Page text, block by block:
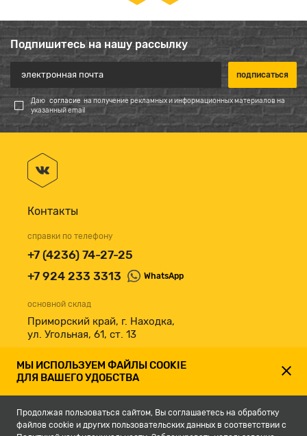
Подпишитесь на нашу рассылку
Даю согласие на получение рекламных и информационных материалов на
указанный email
Контакты
справки по телефону
+7 (4236) 74-27-25
+7 924 233 3313
WhatsApp
основной склад
Приморский край, г. Находка,
ул. Угольная, 61, ст. 13
принимаем к оплате
МЫ ИСПОЛЬЗУЕМ ФАЙЛЫ COOKIE
ДЛЯ ВАШЕГО УДОБСТВА
Продолжая пользоваться сайтом, Вы соглашаетесь на обработку
файлов cookie и других пользовательских данных в соответствии с